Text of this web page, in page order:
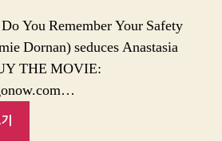
You Remember Your Safety
Dornan) seduces Anastasia
THE MOVIE: